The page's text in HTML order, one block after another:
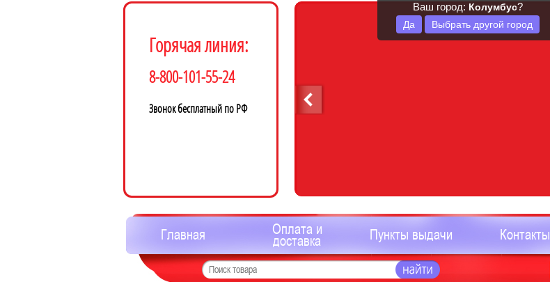
Ваш город: Колумбус?
Да Выбрать другой город
Горячая линия:
8-800-101-55-24
Звонок бесплатный по РФ
Главная Оплата и
доставка Пункты выдачи Контакты